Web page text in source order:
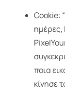
Cookie:
ημέρες,
ποια
κίνησε